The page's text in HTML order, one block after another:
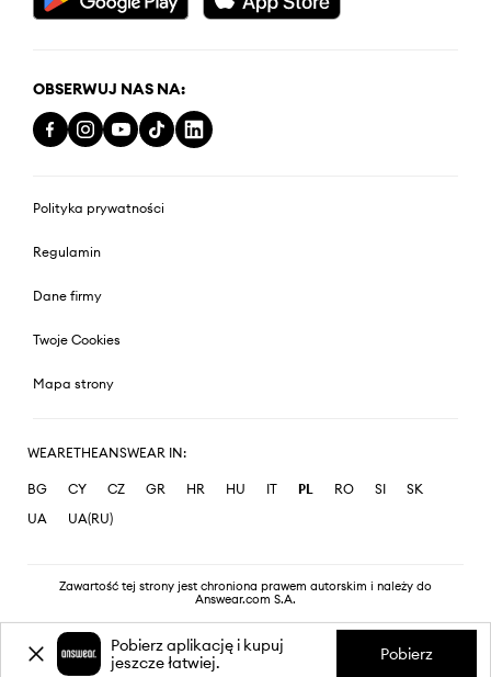
OBSERWUJ NAS NA:
Polityka prywatności
Regulamin
Dane firmy
Twoje Cookies
Mapa strony
WEARETHEANSWEAR IN:
BG CY CZ GR HR HU IT PL RO SI
SK
UA
UA(RU)
Zawartość tej strony jest chroniona prawem autorskim i należy do
Answear.com S.A.
Pobierz aplikację i kupuj
jeszcze łatwiej.
Pobierz